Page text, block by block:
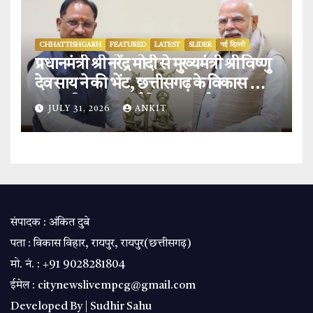
CHHATTISHGARH FEATURED LATEST SLIDER नई दिल्ली
प्रधानमंत्री श्री नरेंद्र मोदी से मुख्यमंत्री श्री विष्णु
देव साय ने की भेंट, छत्तीसगढ़ के विकास और
‘बस्तर विजन’ पर हुई विस्तृत चर्चा.
JULY 31, 2026 ANKIT
संपादक : अंकित दुबे
पता : विकास विहार, रायपुर, रायपुर(छत्तीसगढ़)
मो. नं. : +91 9028281804
ईमेल : citynewslivempcg@gmail.com
Developed By | Sudhir Sahu